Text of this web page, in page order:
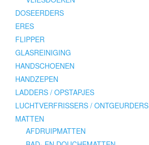
DOSEERDERS
ERES
FLIPPER
GLASREINIGING
HANDSCHOENEN
HANDZEPEN
LADDERS / OPSTAPJES
LUCHTVERFRISSERS / ONTGEURDERS
MATTEN
AFDRUIPMATTEN